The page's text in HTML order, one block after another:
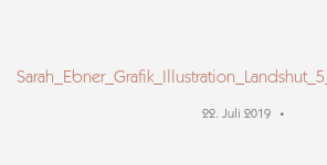
22. Juli 2019